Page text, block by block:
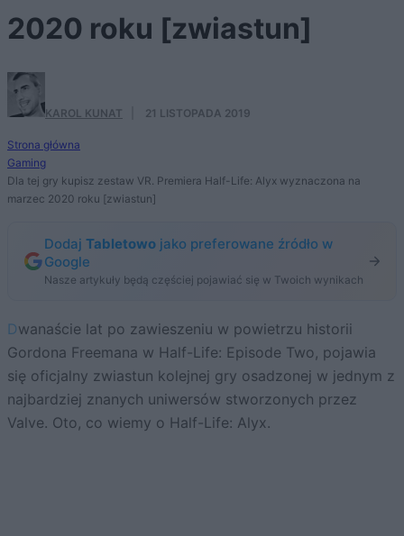
2020 roku [zwiastun]
KAROL KUNAT 21 LISTOPADA 2019
Strona główna
Gaming
Dla tej gry kupisz zestaw VR. Premiera Half-Life: Alyx wyznaczona na
marzec 2020 roku [zwiastun]
Dodaj Tabletowo jako preferowane źródło w
Google
Nasze artykuły będą częściej pojawiać się w Twoich wynikach
Dwanaście lat po zawieszeniu w powietrzu historii
Gordona Freemana w Half-Life: Episode Two, pojawia
się oficjalny zwiastun kolejnej gry osadzonej w jednym z
najbardziej znanych uniwersów stworzonych przez
Valve. Oto, co wiemy o Half-Life: Alyx.